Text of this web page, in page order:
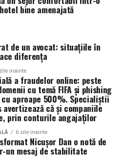
Ravenol VMP
motoare moderne care
OEM specifice.
constructorului, poate fi
mărci precum:
responsabil din punct
la protejarea resurselor
imaginii evenimentului
precum tipul ecologic
semnificative imaginii
în care participanții devin din
problemele de mediu,
adopte soluții sustenabile, cum
gama ecologică, pot
bine amenajată
de un avocat: situațiile în
diferența
inainte
a fraudelor online: peste
cu temă FIFA și phishing
aproape 500%. Specialiștii
avertizează că și companiile
prin conturile angajaților
6 zile inainte
Nicușor Dan o notă de
un mesaj de stabilitate